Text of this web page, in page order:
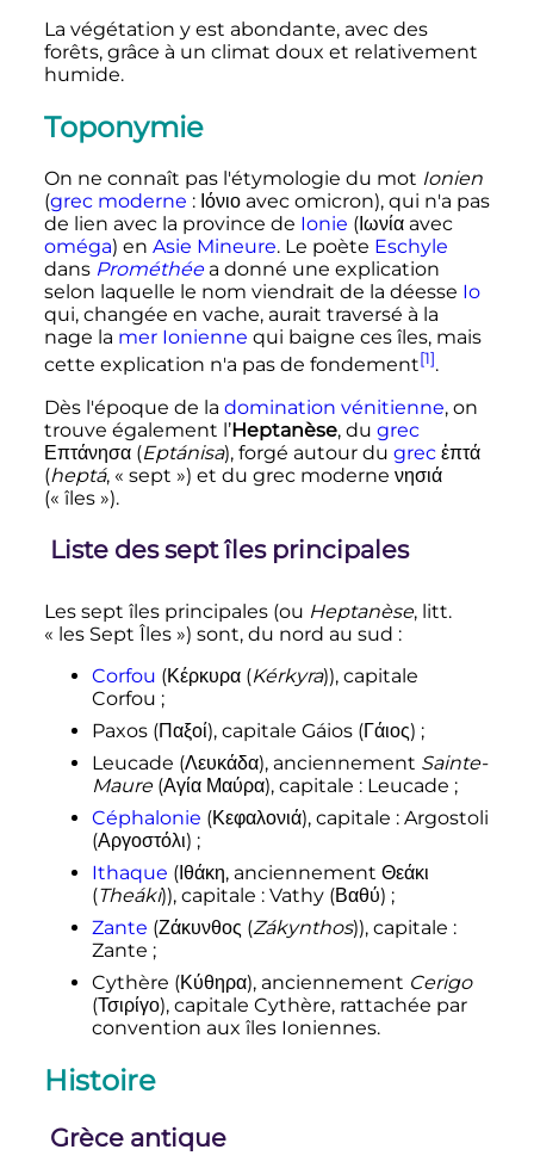
La végétation y est abondante, avec des
forêts, grâce à un climat doux et relativement
humide.
Toponymie
On ne connaît pas l'étymologie du mot Ionien
(grec moderne : Ιόνιοavec omicron), qui n'a pas
de lien avec la province de Ionie (Ιωνίαavec
oméga) en Asie Mineure. Le poète Eschyle
dans Prométhéea donné une explication
selon laquelle le nom viendrait de la déesse Io
qui, changée en vache, aurait traversé à la
nage la mer Ionienne qui baigne ces îles, mais
cette explication n'a pas de fondement[1].
Dès l'époque de la domination vénitienne, on
trouve également l’Heptanèse, du grec
Επτάνησα(Eptánisa), forgé autour du grec ἑπτά
(heptá, « sept ») et du grec moderne νησιά
(« îles »).
Liste des sept îles principales
Les sept îles principales (ou Heptanèse, litt.
« les Sept Îles ») sont, du nord au sud :
Corfou (Κέρκυρα(Kérkyra)), capitale
Corfou ;
Paxos (Παξοί), capitale Gáios (Γάιος) ;
Leucade (Λευκάδα), anciennement Sainte-
Maure(Αγία Μαύρα), capitale : Leucade ;
Céphalonie (Κεφαλονιά), capitale : Argostoli
(Αργοστόλι) ;
Ithaque (Ιθάκη, anciennement Θεάκι
(Theáki)), capitale : Vathy (Βαθύ) ;
Zante (Ζάκυνθος (Zákynthos)), capitale :
Zante ;
Cythère (Κύθηρα), anciennement Cerigo
(Τσιρίγο), capitale Cythère, rattachée par
convention aux îles Ioniennes.
Histoire
Grèce antique